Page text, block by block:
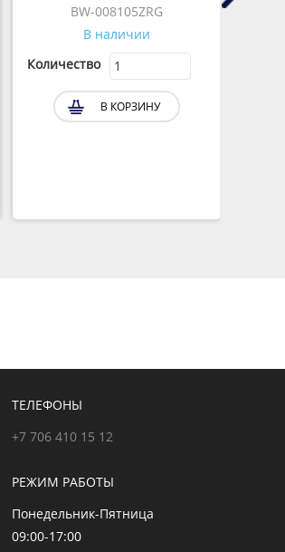
BW-008105ZRG
В наличии
Количество
В КОРЗИНУ
ТЕЛЕФОНЫ
+7 706 410 15 12
РЕЖИМ РАБОТЫ
Понедельник-Пятница
09:00-17:00